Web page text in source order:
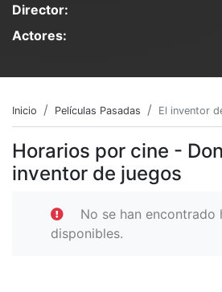
Director:
Actores:
Inicio Películas Pasadas El inventor
Horarios por cine -
inventor de juegos
No se han encontrado
disponibles.